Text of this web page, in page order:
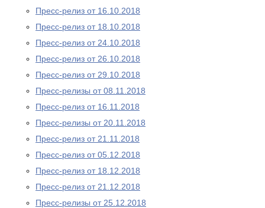
Пресс-релиз от 16.10.2018
Пресс-релиз от 18.10.2018
Пресс-релиз от 24.10.2018
Пресс-релиз от 26.10.2018
Пресс-релиз от 29.10.2018
Пресс-релизы от 08.11.2018
Пресс-релиз от 16.11.2018
Пресс-релизы от 20.11.2018
Пресс-релиз от 21.11.2018
Пресс-релиз от 05.12.2018
Пресс-релиз от 18.12.2018
Пресс-релиз от 21.12.2018
Пресс-релизы от 25.12.2018